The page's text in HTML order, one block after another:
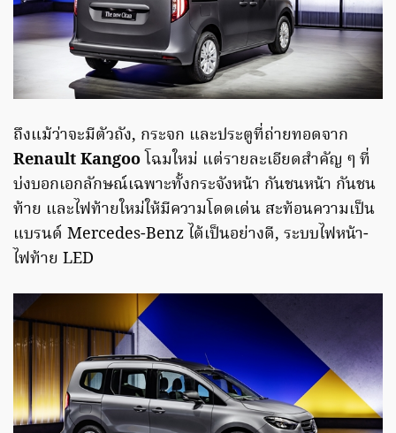
ถึงแม้ว่าจะมีตัวถัง, กระจก และประตูที่ถ่ายทอดจาก
Renault Kangooโฉมใหม่ แต่รายละเอียดสำคัญ ๆ ที่
บ่งบอกเอกลักษณ์เฉพาะทั้งกระจังหน้า กันชนหน้า กันชน
ท้าย และไฟท้ายใหม่ให้มีความโดดเด่น สะท้อนความเป็น
แบรนด์ Mercedes-Benz ได้เป็นอย่างดี, ระบบไฟหน้า-
ไฟท้าย LED